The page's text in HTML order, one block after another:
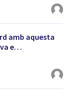
amb aquesta
e…